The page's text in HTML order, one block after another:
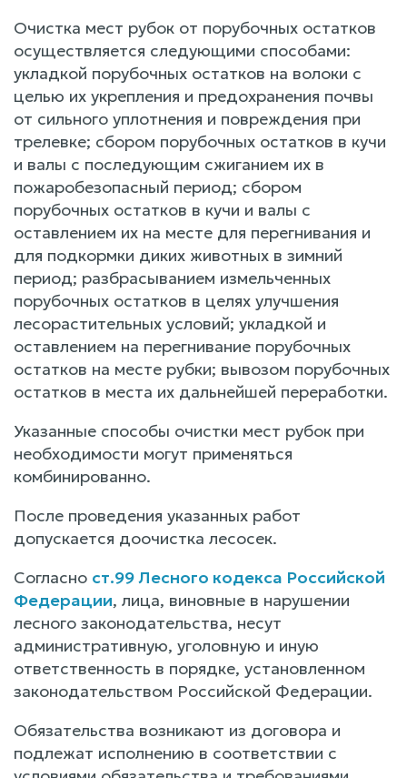
Очистка мест рубок от порубочных остатков
осуществляется следующими способами:
укладкой порубочных остатков на волоки с
целью их укрепления и предохранения почвы
от сильного уплотнения и повреждения при
трелевке; сбором порубочных остатков в кучи
и валы с последующим сжиганием их в
пожаробезопасный период; сбором
порубочных остатков в кучи и валы с
оставлением их на месте для перегнивания и
для подкормки диких животных в зимний
период; разбрасыванием измельченных
порубочных остатков в целях улучшения
лесорастительных условий; укладкой и
оставлением на перегнивание порубочных
остатков на месте рубки; вывозом порубочных
остатков в места их дальнейшей переработки.
Указанные способы очистки мест рубок при
необходимости могут применяться
комбинированно.
После проведения указанных работ
допускается доочистка лесосек.
Согласно ст.99 Лесного кодекса Российской
Федерации, лица, виновные в нарушении
лесного законодательства, несут
административную, уголовную и иную
ответственность в порядке, установленном
законодательством Российской Федерации.
Обязательства возникают из договора и
подлежат исполнению в соответствии с